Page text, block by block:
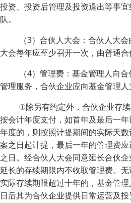
投资、投资后管理及投资退出等事
队。
（3）合伙人大会：合伙人大
大会每年应至少召开一次，由普通合
（4）管理费：基金管理人向
管理服务，合伙企业应向基金管理人
①除另有约定外，合伙企业存
按会计年度支付，如首年及最后一
年度的，则按照计提期间的实际天
案之日起计提，最后一年的管理费
之日。经合伙人大会同意延长合伙
延长的存续期限内不收取管理费。
实际存续期限超过十年的，基金管
日后其为合伙企业提供日常运营及投